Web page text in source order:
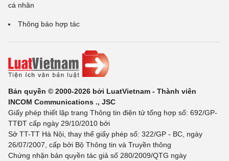
cá nhân
Thông báo hợp tác
Bản quyền © 2000-2026 bởi LuatVietnam - Thành viên
INCOM Communications ., JSC
Giấy phép thiết lập trang Thông tin điện tử tổng hợp số: 692/GP-
TTĐT cấp ngày 29/10/2010 bởi
Sở TT-TT Hà Nội, thay thế giấy phép số: 322/GP - BC, ngày
26/07/2007, cấp bởi Bộ Thông tin và Truyền thông
Chứng nhận bản quyền tác giả số 280/2009/QTG ngày